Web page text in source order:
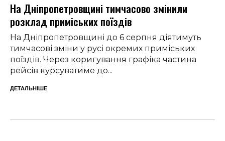
На Дніпропетровщині тимчасово змінили
розклад приміських поїздів
На Дніпропетровщині до 6 серпня діятимуть
тимчасові зміни у русі окремих приміських
поїздів. Через коригування графіка частина
рейсів курсуватиме до...
ДЕТАЛЬНІШЕ